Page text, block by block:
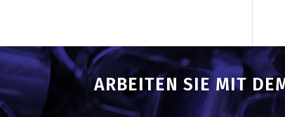
ARBEITEN SIE MIT